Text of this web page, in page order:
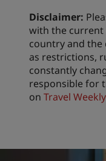
Disclaimer:
with the
country and the
as restrictions,
constantly
responsible for
on Travel